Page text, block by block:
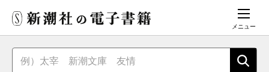
メニュー